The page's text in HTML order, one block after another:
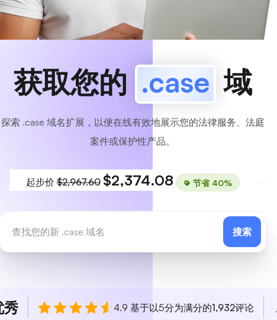
获取您的 .case 域
探索 .case 域名扩展，以便在线有效地展示您的法律服务、法庭
案件或保护性产品。
起步价$2,967.60 $2,374.08 节省 40%
搜索
秀 4.9 基于以5分为满分的1,932评论